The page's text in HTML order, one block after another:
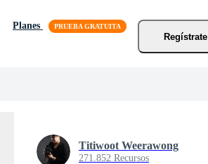
Planes
Regístrate
Titiwoot Weerawong
271.852 Recursos